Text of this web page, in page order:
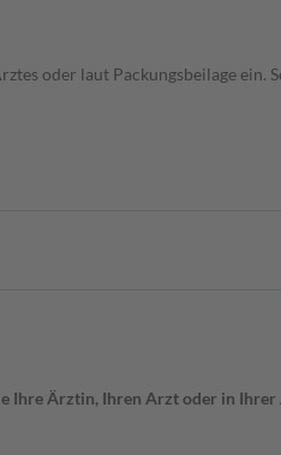
oder laut Packungsbeilage ein.
Ihre Ärztin, Ihren Arzt oder in Ihrer